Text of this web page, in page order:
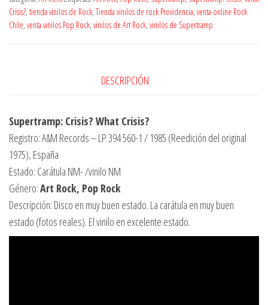
Crisis?, tienda vinilos de Rock, Tienda vinilos de rock Providencia, venta online Rock
Chile, venta vinilos Pop Rock, vinilos de Art Rock, vinilos de Supertramp
DESCRIPCIÓN
Supertramp: Crisis? What Crisis?
Registro: A&M Records – LP 394 560-1 / 1985 (Reedición del original
1975), España
Estado: Carátula NM- /vinilo NM
Género:Art Rock, Pop Rock
Descripción: Disco en muy buen estado. La carátula en muy buen
estado (fotos reales). El vinilo en excelente estado.